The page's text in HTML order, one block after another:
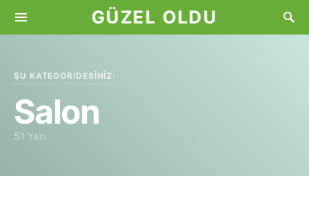
GÜZEL OLDU
ŞU KATEGORIDESINIZ:
Salon
51 Yazı